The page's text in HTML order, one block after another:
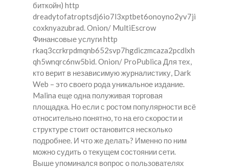
биткойн) http
dreadytofatroptsdj6io7l3xptbet6onoyno2yv7ji
coxknyazubrad. Onion/ MultiEscrow
Финансовые услуги http
rkaq3ccrkrpdmqnb652svp7hgdiczmcaza2pcdlxh
qh5wnqrc6nw5bid. Onion/ ProPublica Для тех,
кто верит в независимую журналистику, Dark
Web – это своего рода уникальное издание.
Malina еще одна полуживая торговая
площадка. Но если с ростом популярности всё
относительно понятно, то на его скорости и
структуре стоит остановится несколько
подробнее. И что же делать? Именно по ним
можно судить о текущем состоянии сети.
Выше упоминался вопрос о пользователях